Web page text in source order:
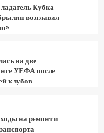
Кубка
возглавил
на две
УЕФА после
клубов
на ремонт и